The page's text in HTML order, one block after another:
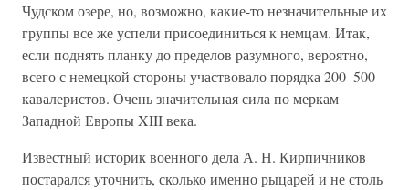
Чудском озере, но, возможно, какие-то незначительные их
группы все же успели присоединиться к немцам. Итак,
если поднять планку до пределов разумного, вероятно,
всего с немецкой стороны участвовало порядка 200–500
кавалеристов. Очень значительная сила по меркам
Западной Европы XIII века.
Известный историк военного дела А. Н. Кирпичников
постарался уточнить, сколько именно рыцарей и не столь